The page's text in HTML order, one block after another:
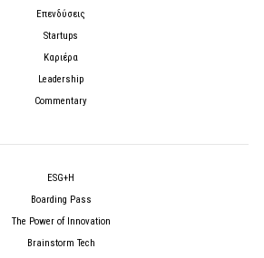
Επενδύσεις
Startups
Καριέρα
Leadership
Commentary
ESG+H
Boarding Pass
The Power of Innovation
Brainstorm Tech